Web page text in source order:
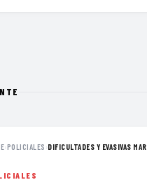
›POLICIALES ›DIFICULTADES Y EVASIVAS